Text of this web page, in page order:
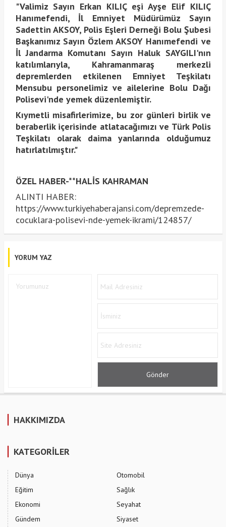
"Valimiz Sayın Erkan KILIÇ eşi Ayşe Elif KILIÇ
Hanımefendi, İl Emniyet Müdürümüz Sayın
Sadettin AKSOY, Polis Eşleri Derneği Bolu Şubesi
Başkanımız Sayın Özlem AKSOY Hanımefendi ve
İl Jandarma Komutanı Sayın Haluk SAYGILI'nın
katılımlarıyla, Kahramanmaraş merkezli
depremlerden etkilenen Emniyet Teşkilatı
Mensubu personelimiz ve ailelerine Bolu Dağı
Polisevi'nde yemek düzenlemiştir.
Kıymetli misafirlerimize, bu zor günleri birlik ve
beraberlik içerisinde atlatacağımızı ve Türk Polis
Teşkilatı olarak daima yanlarında olduğumuz
hatırlatılmıştır."
ÖZEL HABER-**HALİS KAHRAMAN
ALINTI HABER:
https://www.turkiyehaberajansi.com/depremzede-
cocuklara-polisevi-nde-yemek-ikrami/124857/
YORUM YAZ
HAKKIMIZDA
KATEGORİLER
Dünya
Eğitim
Ekonomi
Gündem
Otomobil
Sağlık
Seyahat
Siyaset